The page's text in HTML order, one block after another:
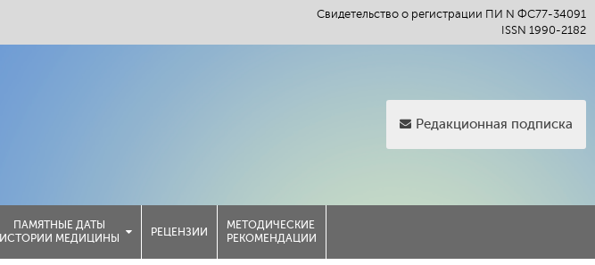
Свидетельство о регистрации ПИ N ФС77-34091
ISSN 1990-2182
Редакционная подписка
ПАМЯТНЫЕ ДАТЫ
ИСТОРИИ МЕДИЦИНЫ
РЕЦЕНЗИИ
МЕТОДИЧЕСКИЕ
РЕКОМЕНДАЦИИ